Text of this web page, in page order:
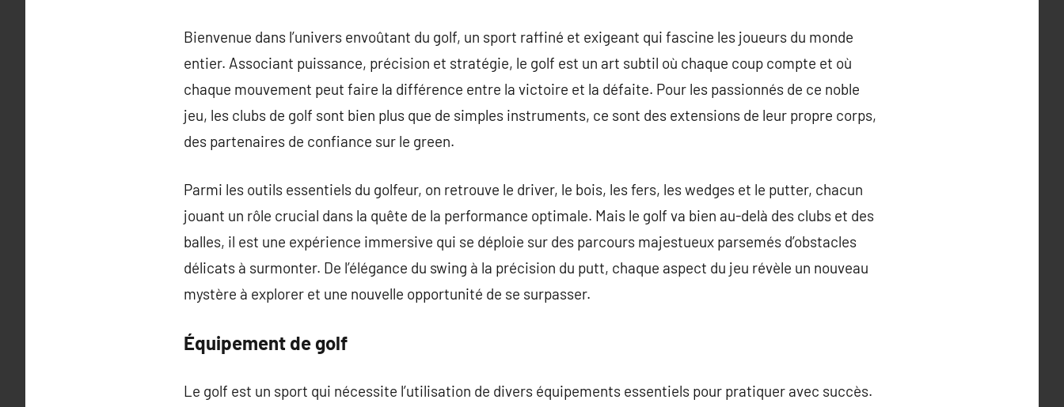
Bienvenue dans l’univers envoûtant du golf, un sport raffiné et exigeant qui fascine les joueurs du monde
entier. Associant puissance, précision et stratégie, le golf est un art subtil où chaque coup compte et où
chaque mouvement peut faire la différence entre la victoire et la défaite. Pour les passionnés de ce noble
jeu, les clubs de golf sont bien plus que de simples instruments, ce sont des extensions de leur propre corps,
des partenaires de confiance sur le green.
Parmi les outils essentiels du golfeur, on retrouve le driver, le bois, les fers, les wedges et le putter, chacun
jouant un rôle crucial dans la quête de la performance optimale. Mais le golf va bien au-delà des clubs et des
balles, il est une expérience immersive qui se déploie sur des parcours majestueux parsemés d’obstacles
délicats à surmonter. De l’élégance du swing à la précision du putt, chaque aspect du jeu révèle un nouveau
mystère à explorer et une nouvelle opportunité de se surpasser.
Équipement de golf
Le golf est un sport qui nécessite l’utilisation de divers équipements essentiels pour pratiquer avec succès.